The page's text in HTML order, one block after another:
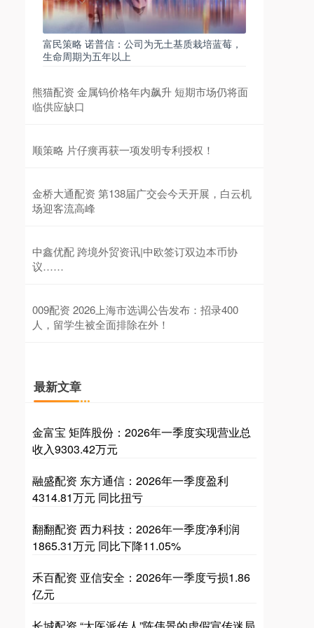
富民策略 诺普信：公司为无土基质栽培蓝莓，
生命周期为五年以上
熊猫配资 金属钨价格年内飙升 短期市场仍将面
临供应缺口
顺策略 片仔癀再获一项发明专利授权！
金桥大通配资 第138届广交会今天开展，白云机
场迎客流高峰
中鑫优配 跨境外贸资讯|中欧签订双边本币协
议……
009配资 2026上海市选调公告发布：招录400
人，留学生被全面排除在外！
最新文章
金富宝 矩阵股份：2026年一季度实现营业总
收入9303.42万元
融盛配资 东方通信：2026年一季度盈利
4314.81万元 同比扭亏
翻翻配资 西力科技：2026年一季度净利润
1865.31万元 同比下降11.05%
禾百配资 亚信安全：2026年一季度亏损1.86
亿元